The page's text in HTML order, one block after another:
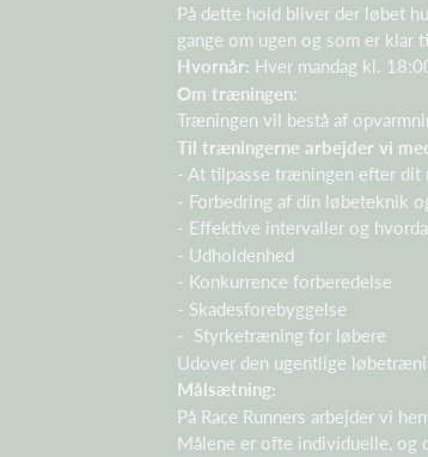
På dette hold bliver der løbet
gange om ugen og som er klar
Hvornår: Hver mandag kl.
Om træningen:
Træningen vil bestå af
Til træningerne arbejder vi
- At tilpasse træningen efter dit
- Forbedring af din løbeteknik
- Effektive intervaller og
- Udholdenhed
- Konkurrence forberedelse
- Skadesforebyggelse
- Styrketræning for løbere
Udover den ugentlige
Målsætning:
På Race Runners arbejder vi
Målene er ofte individuelle, og